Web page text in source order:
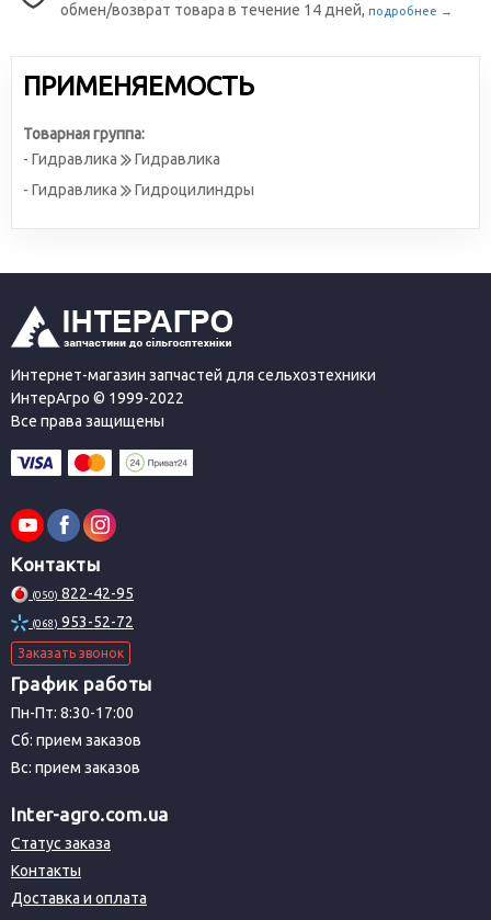
обмен/возврат товара в течение 14 дней, подробнее →
ПРИМЕНЯЕМОСТЬ
Товарная группа:
- Гидравлика
Гидравлика
- Гидравлика
Гидроцилиндры
Интернет-магазин запчастей для сельхозтехники
ИнтерАгро © 1999-2022
Все права защищены
Контакты
(050) 822-42-95
(068) 953-52-72
Заказать звонок
График работы
Пн-Пт: 8:30-17:00
Сб: прием заказов
Вс: прием заказов
Inter-agro.com.ua
Статус заказа
Контакты
Доставка и оплата